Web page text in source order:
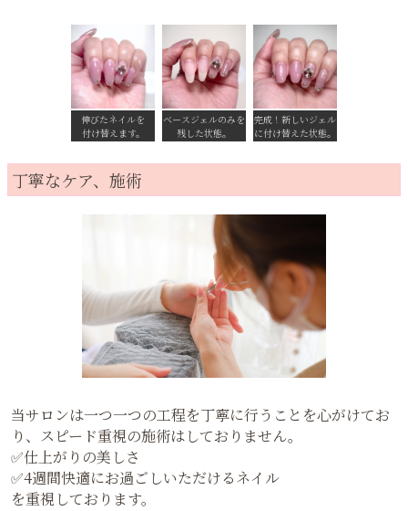
伸びたネイルを
付け替えます。
ベースジェルのみを
残した状態。
完成！新しいジェル
に付け替えた状態。
丁寧なケア、施術
当サロンは一つ一つの工程を丁寧に行うことを心がけてお
り、スピード重視の施術はしておりません。
✅仕上がりの美しさ
✅4週間快適にお過ごしいただけるネイル
を重視しております。